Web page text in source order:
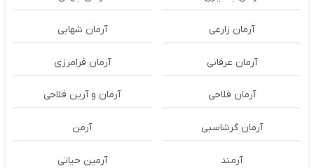
آرمان زارعی آرمان شهابی
آرمان عرفانی آرمان فرامرزی
آرمان فلاحی آرمان و آرین فلاحی
آرمان گرشاسبی آرمن
آرمند آرمین حیاتی